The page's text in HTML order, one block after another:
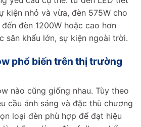
kiện nhỏ và vừa, đèn 575W cho
đèn 1200W hoặc cao hơn
sân khấu lớn, sự kiện ngoài trời.
phổ biến trên thị trường
nào cũng giống nhau. Tùy theo
cầu ánh sáng và đặc thù chương
loại đèn phù hợp để đạt hiệu